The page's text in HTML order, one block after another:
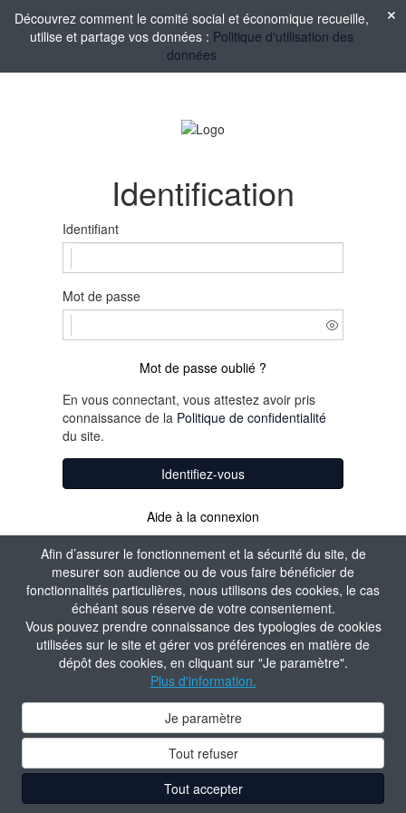
Afin d’assurer le fonctionnement et la sécurité du site, de
mesurer son audience ou de vous faire bénéficier de
fonctionnalités particulières, nous utilisons des cookies, le cas
échéant sous réserve de votre consentement.
Vous pouvez prendre connaissance des typologies de cookies
utilisées sur le site et gérer vos préférences en matière de
dépôt des cookies, en cliquant sur "Je paramètre".
Plus d'information.
Je paramètre
Tout refuser
Tout accepter
Découvrez comment le comité social et économique recueille,
utilise et partage vos données : Politique d'utilisation des
données
Identification
Identifiant
Mot de passe
Mot de passe oublié ?
En vous connectant, vous attestez avoir pris
connaissance de la Politique de confidentialité
du site.
Identifiez-vous
Aide à la connexion